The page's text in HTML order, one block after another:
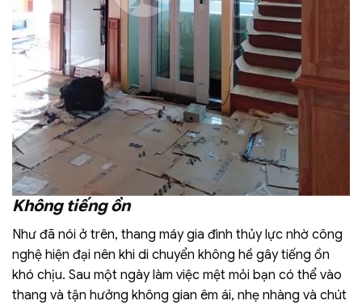
Không tiếng ồn
Như đã nói ở trên, thang máy gia đình thủy lực nhờ công
nghệ hiện đại nên khi di chuyển không hề gây tiếng ồn
khó chịu. Sau một ngày làm việc mệt mỏi bạn có thể vào
thang và tận hưởng không gian êm ái, nhẹ nhàng và chút